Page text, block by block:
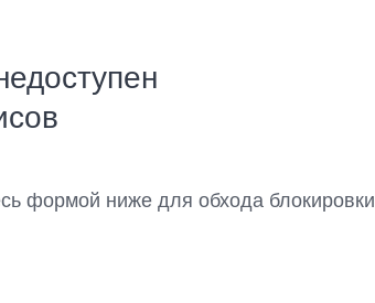
формой ниже для обхода блокировки